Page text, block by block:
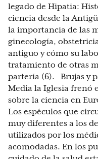
legado de Hipatia:
ciencia desde la
la importancia de las
ginecología,
antiguo y cómo su
tratamiento de otras
partería (6). Brujas y
Media la Iglesia frenó
sobre la ciencia en
Los espéculos que
muy diferentes a los
utilizados por los
acomodadas. En los